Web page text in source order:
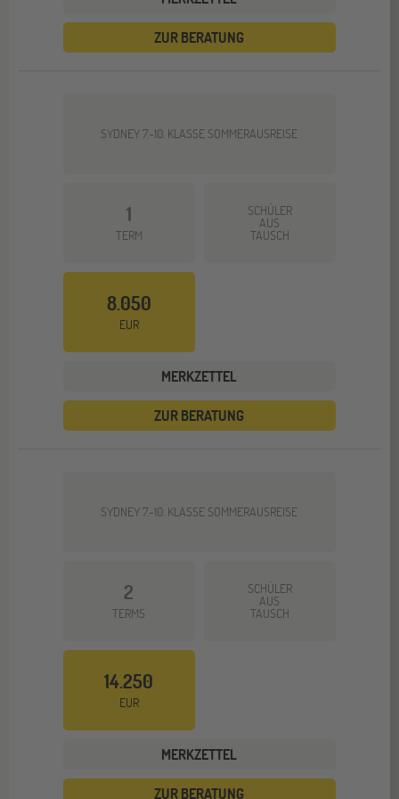
ZUR BERATUNG
SYDNEY 7.-10. KLASSE SOMMERAUSREISE
1
TERM
SCHÜLER
AUS
TAUSCH
8.050
EUR
MERKZETTEL
ZUR BERATUNG
SYDNEY 7.-10. KLASSE SOMMERAUSREISE
2
TERMS
SCHÜLER
AUS
TAUSCH
14.250
EUR
MERKZETTEL
ZUR BERATUNG